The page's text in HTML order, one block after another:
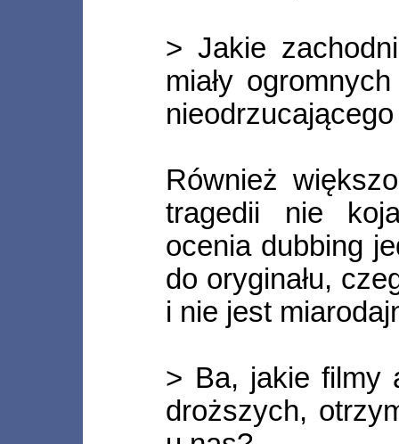
> Jakie
miały
Również
tragedii nie
ocenia dubbing
do oryginału,
i nie jest
> Ba, jakie filmy
droższych,